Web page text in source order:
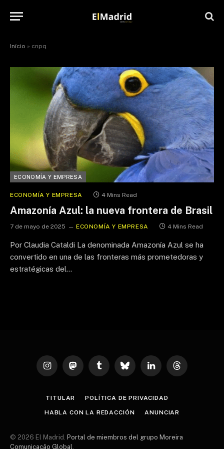
Início » cnpq
ECONOMÍA Y EMPRESA
ECONOMÍA Y EMPRESA 4 Mins Read
Amazonía Azul: la nueva frontera de Brasil
7 de mayo de 2025 ECONOMÍA Y EMPRESA 4 Mins Read
Por Claudia Cataldi La denominada Amazonía Azul se ha
convertido en una de las fronteras más prometedoras y
estratégicas del…
InstagramMastodonTumblr Bluesky LinkedInThreads
TITULAR POLÍTICA DE PRIVACIDAD
HABLA CON LA REDACCIÓN ANUNCIAR
© 2026 El Madrid. Portal de miembros del grupo Moreira
Comunicação Global